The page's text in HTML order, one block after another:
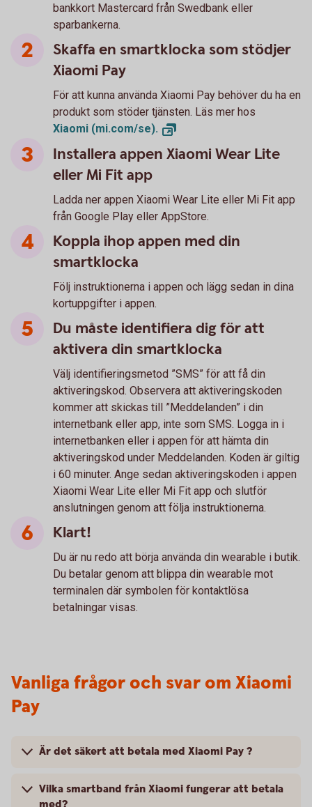
bankkort Mastercard från Swedbank eller
sparbankerna.
Skaffa en smartklocka som stödjer
Xiaomi Pay
För att kunna använda Xiaomi Pay behöver du ha en
produkt som stöder tjänsten. Läs mer hos
Xiaomi (mi.com/se).
Installera appen Xiaomi Wear Lite
eller Mi Fit app
Ladda ner appen Xiaomi Wear Lite eller Mi Fit app
från Google Play eller AppStore.
Koppla ihop appen med din
smartklocka
Följ instruktionerna i appen och lägg sedan in dina
kortuppgifter i appen.
Du måste identifiera dig för att
aktivera din smartklocka
Välj identifieringsmetod ”SMS” för att få din
aktiveringskod. Observera att aktiveringskoden
kommer att skickas till ”Meddelanden” i din
internetbank eller app, inte som SMS. Logga in i
internetbanken eller i appen för att hämta din
aktiveringskod under Meddelanden. Koden är giltig
i 60 minuter. Ange sedan aktiveringskoden i appen
Xiaomi Wear Lite eller Mi Fit app och slutför
anslutningen genom att följa instruktionerna.
Klart!
Du är nu redo att börja använda din wearable i butik.
Du betalar genom att blippa din wearable mot
terminalen där symbolen för kontaktlösa
betalningar visas.
Vanliga frågor och svar om Xiaomi
Pay
Är det säkert att betala med Xiaomi Pay ?
Vilka smartband från Xiaomi fungerar att betala